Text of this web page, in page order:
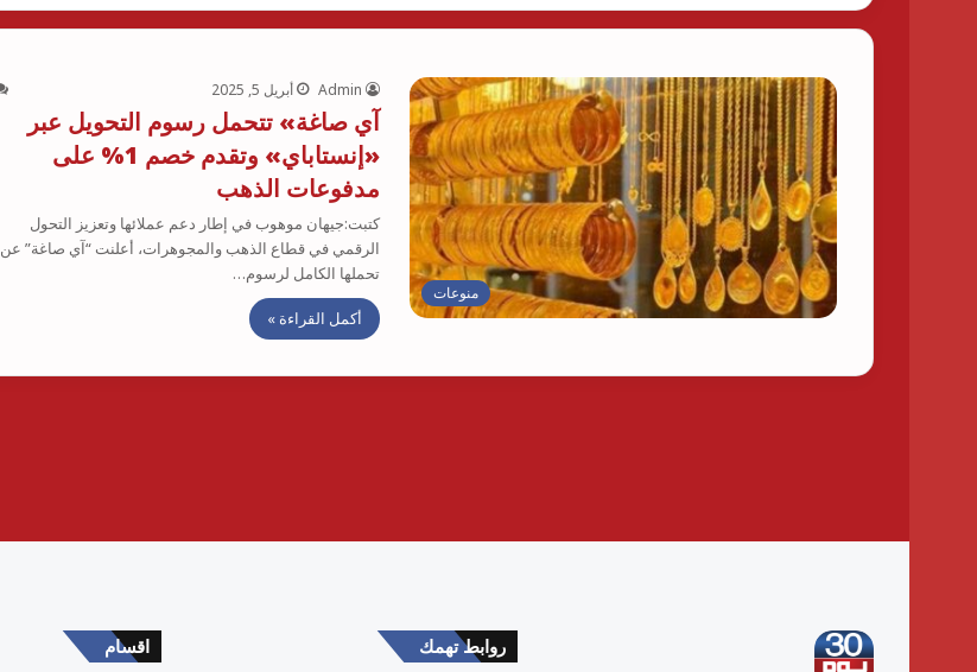
منوعات
Admin أبريل 5, 2025
آي صاغة» تتحمل رسوم التحويل عبر
«إنستاباي» وتقدم خصم 1% على
مدفوعات الذهب
كتبت:جيهان موهوب في إطار دعم عملائها وتعزيز التحول
الرقمي في قطاع الذهب والمجوهرات، أعلنت “آي صاغة” عن
تحملها الكامل لرسوم…
أكمل القراءة »
روابط تهمك اقسام